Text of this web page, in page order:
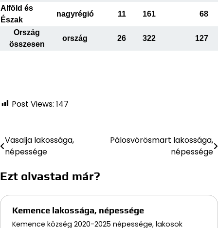
Alföld és
Észak
nagyrégió 11 161 68
Ország
összesen
ország 26 322 127
Post Views: 147
Bejegyzés
navigáció
Vasalja lakossága,
népessége
Pálosvörösmart lakossága,
népessége
Ezt olvastad már?
Kemence lakossága, népessége
Kemence község 2020-2025 népessége, lakosok